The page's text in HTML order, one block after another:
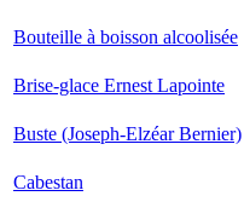
Bouteille à boisson alcoolisée
Brise-glace Ernest Lapointe
Buste (Joseph-Elzéar Bernier)
Cabestan